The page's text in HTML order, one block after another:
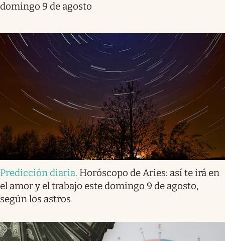
domingo 9 de agosto
Predicción diaria. Horóscopo de Aries: así te irá en
el amor y el trabajo este domingo 9 de agosto,
según los astros